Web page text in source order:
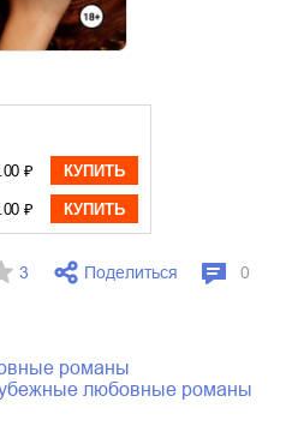
₽ КУПИТЬ
₽ КУПИТЬ
3 Поделиться 0
романы
любовные романы